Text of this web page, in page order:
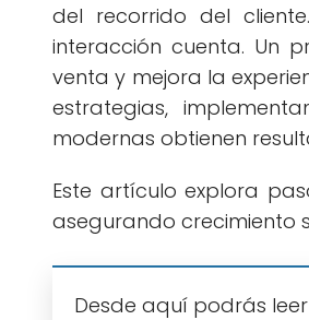
del recorrido del
interacción cuenta. Un
venta y mejora la
estrategias,
modernas obtienen
Este artículo explora
asegurando crecimiento
Desde aquí podrás